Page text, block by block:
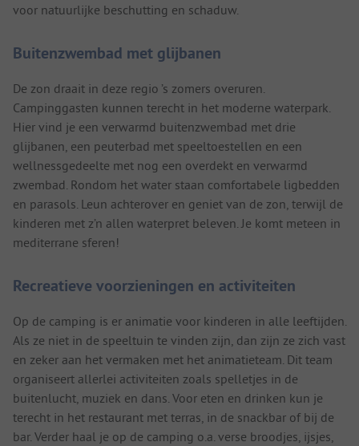
voor natuurlijke beschutting en schaduw.
Buitenzwembad met glijbanen
De zon draait in deze regio ’s zomers overuren.
Campinggasten kunnen terecht in het moderne waterpark.
Hier vind je een verwarmd buitenzwembad met drie
glijbanen, een peuterbad met speeltoestellen en een
wellnessgedeelte met nog een overdekt en verwarmd
zwembad. Rondom het water staan comfortabele ligbedden
en parasols. Leun achterover en geniet van de zon, terwijl de
kinderen met z’n allen waterpret beleven. Je komt meteen in
mediterrane sferen!
Recreatieve voorzieningen en activiteiten
Op de camping is er animatie voor kinderen in alle leeftijden.
Als ze niet in de speeltuin te vinden zijn, dan zijn ze zich vast
en zeker aan het vermaken met het animatieteam. Dit team
organiseert allerlei activiteiten zoals spelletjes in de
buitenlucht, muziek en dans. Voor eten en drinken kun je
terecht in het restaurant met terras, in de snackbar of bij de
bar. Verder haal je op de camping o.a. verse broodjes, ijsjes,